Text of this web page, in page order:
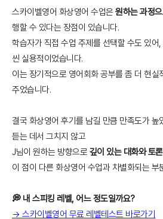
스카이벨영어 화상영어 수업은원하는 과정
행할 수 있다는 장점이 있습니다.
학습자가 직접 수업 주제를 선택할 수도 있어
씬 실용적이었습니다.
이는 장기적으로 영어회화 공부를 좀 더 현실
주었습니다.
결국 화상영어 후기를 남길 만큼 만족도가 높
듣는 데서 그치지 않고
J님이 원하는 방향으로 깊이 있는 대화와 토론
이 점이 다른 화상영어 수업과 차별화되는 부
💭 내 스피킹 레벨, 어느 정도일까요?
→ 스카이벨영어 무료 레벨테스트 바로가기